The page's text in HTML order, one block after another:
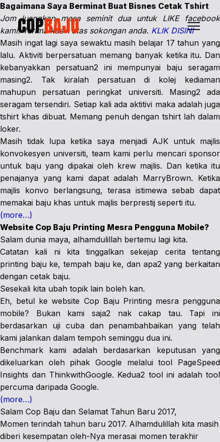
COPBAJU
Bagaimana Saya Berminat Buat Bisnes Cetak Tshirt
Jom luangkan masa seminit dua untuk LIKE facebook
kami. Terima kasih atas sokongan anda. KLIK DISINI
Masih ingat lagi saya sewaktu masih belajar 17 tahun yang
lalu. Aktiviti berpersatuan memang banyak ketika itu. Dan
kebanyakkan persatuan2 ini mempunyai baju seragam
masing2. Tak kiralah persatuan di kolej kediaman
mahupun persatuan peringkat universiti. Masing2 ada
seragam tersendiri. Setiap kali ada aktitivi maka adalah juga
tshirt khas dibuat. Memang penuh dengan tshirt lah dalam
loker.
Masih tidak lupa ketika saya menjadi AJK untuk majlis
konvokesyen universiti, team kami perlu mencari sponsor
untuk baju yang dipakai oleh krew majlis. Dan ketika itu
penajanya yang kami dapat adalah MarryBrown. Ketika
majlis konvo berlangsung, terasa istimewa sebab dapat
memakai baju khas untuk majlis berprestij seperti itu.
(more…)
Website Cop Baju Printing Mesra Pengguna Mobile?
Salam dunia maya, alhamdulillah bertemu lagi kita.
Catatan kali ni kita tinggalkan sekejap cerita tentang
printing baju ke, tempah baju ke, dan apa2 yang berkaitan
dengan cetak baju.
Sesekali kita ubah topik lain boleh kan.
Eh, betul ke website Cop Baju Printing mesra pengguna
mobile? Bukan kami saja2 nak cakap tau. Tapi ini
berdasarkan uji cuba dan penambahbaikan yang telah
kami jalankan dalam tempoh seminggu dua ini.
Benchmark kami adalah berdasarkan keputusan yang
dikeluarkan oleh pihak Google melalui tool PageSpeed
Insights dan ThinkwithGoogle. Kedua2 tool ini adalah tool
percuma daripada Google.
(more…)
Salam Cop Baju dan Selamat Tahun Baru 2017,
Momen terindah tahun baru 2017. Alhamdulillah kita masih
diberi kesempatan oleh-Nya merasai momen terakhir